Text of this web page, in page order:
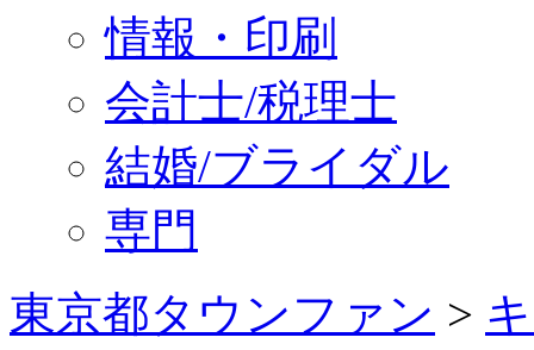
情報・印刷
会計士/税理士
結婚/ブライダル
専門
東京都タウンファン >